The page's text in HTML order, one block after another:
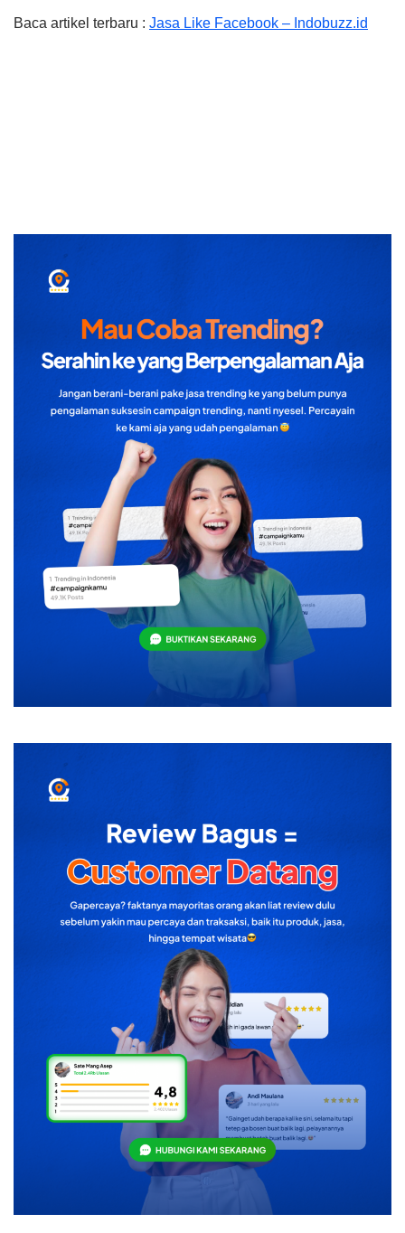
Baca artikel terbaru : Jasa Like Facebook – Indobuzz.id